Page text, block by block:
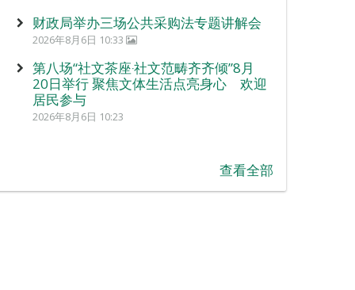
财政局举办三场公共采购法专题讲解会
2026年8月6日 10:33
第八场“社文茶座‧社文范畴齐齐倾”8月
20日举行 聚焦文体生活点亮身心 欢迎
居民参与
2026年8月6日 10:23
查看全部